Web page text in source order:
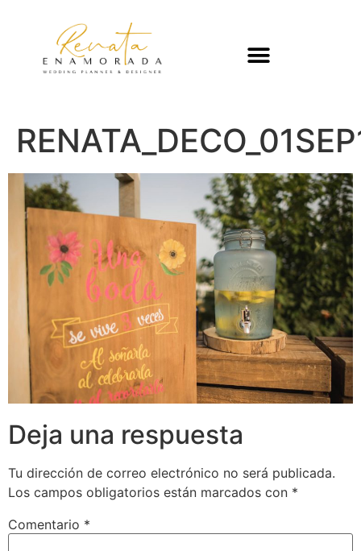
Deja una respuesta
Tu dirección de correo electrónico no será publicada.
Los campos obligatorios están marcados con *
Comentario *